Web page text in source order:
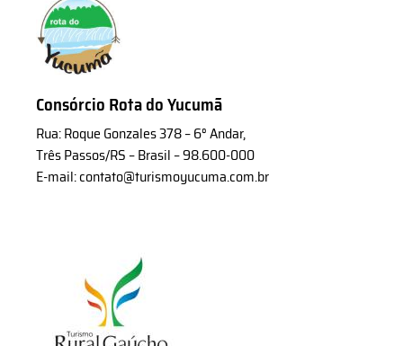
Consórcio Rota do Yucumã
Rua: Roque Gonzales 378 – 6° Andar,
Três Passos/RS – Brasil – 98.600-000
E-mail: contato@turismoyucuma.com.br